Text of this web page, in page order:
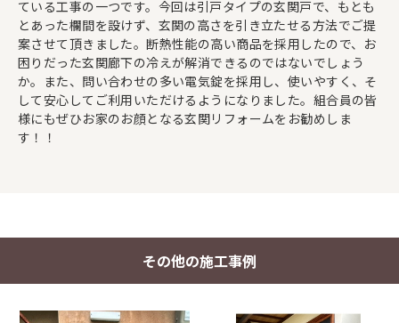
ている工事の一つです。今回は引戸タイプの玄関戸で、もとも
とあった欄間を設けず、玄関の高さを引き立たせる方法でご提
案させて頂きました。断熱性能の高い商品を採用したので、お
困りだった玄関廊下の冷えが解消できるのではないでしょう
か。また、問い合わせの多い電気錠を採用し、使いやすく、そ
して安心してご利用いただけるようになりました。組合員の皆
様にもぜひお家のお顔となる玄関リフォームをお勧めしま
す！！
その他の施工事例